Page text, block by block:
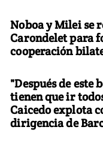
Noboa y Milei se
Carondelet para
cooperación
"Después de este
tienen que ir
Caicedo explota
dirigencia de